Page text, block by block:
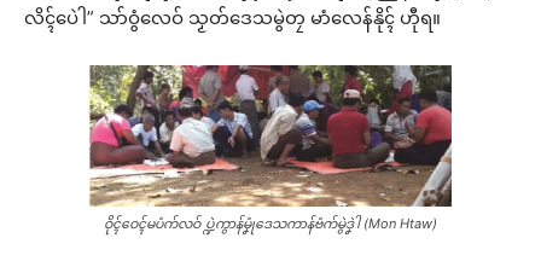
လိၚ်ပေဲါ” သာ်ဝွံလေဝ် သၟတ်ဒေသမွဲတၠ မာံလေန်နိုၚ် ဟီုရ။
ဝိုၚ်ဝေၚ်မပံက်လဝ် ပ္ဍဲကွာန်မၞုံဒေသကာန်ဗံက်မွဲဒၞဲါ (Mon Htaw)